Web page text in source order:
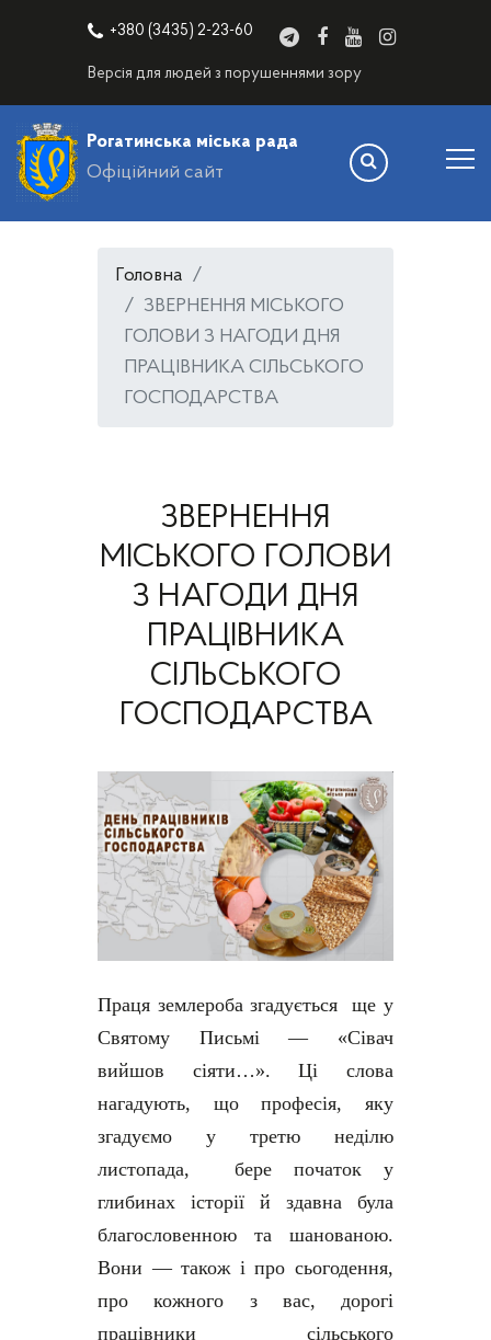
+380 (3435) 2-23-60
Версія для людей з порушеннями зору
Рогатинська міська рада
Офіційний сайт
Головна
ЗВЕРНЕННЯ МІСЬКОГО
ГОЛОВИ З НАГОДИ ДНЯ
ПРАЦІВНИКА СІЛЬСЬКОГО
ГОСПОДАРСТВА
ЗВЕРНЕННЯ
МІСЬКОГО ГОЛОВИ
З НАГОДИ ДНЯ
ПРАЦІВНИКА
СІЛЬСЬКОГО
ГОСПОДАРСТВА
Праця землероба згадується ще у
Святому Письмі — «Сівач
вийшов сіяти…». Ці слова
нагадують, що професія, яку
згадуємо у третю неділю
листопада, бере початок у
глибинах історії й здавна була
благословенною та шанованою.
Вони — також і про сьогодення,
про кожного з вас, дорогі
працівники сільського